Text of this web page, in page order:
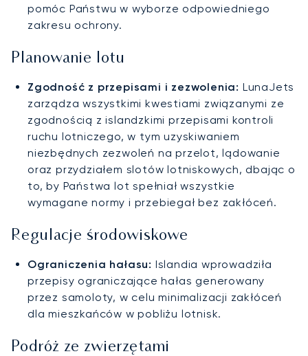
pomóc Państwu w wyborze odpowiedniego
zakresu ochrony.
Planowanie lotu
Zgodność z przepisami i zezwolenia: LunaJets
zarządza wszystkimi kwestiami związanymi ze
zgodnością z islandzkimi przepisami kontroli
ruchu lotniczego, w tym uzyskiwaniem
niezbędnych zezwoleń na przelot, lądowanie
oraz przydziałem slotów lotniskowych, dbając o
to, by Państwa lot spełniał wszystkie
wymagane normy i przebiegał bez zakłóceń.
Regulacje środowiskowe
Ograniczenia hałasu: Islandia wprowadziła
przepisy ograniczające hałas generowany
przez samoloty, w celu minimalizacji zakłóceń
dla mieszkańców w pobliżu lotnisk.
Podróż ze zwierzętami